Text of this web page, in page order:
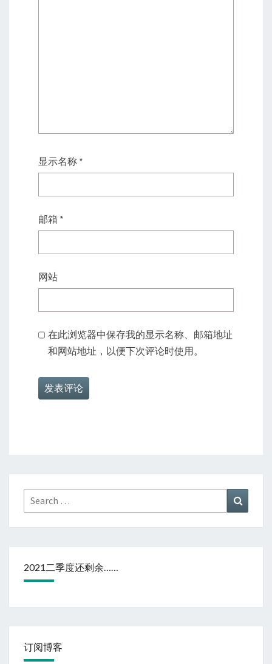
显示名称 *
邮箱 *
网站
在此浏览器中保存我的显示名称、邮箱地址
和网站地址，以便下次评论时使用。
Search
for:
2021二季度还剩余……
订阅博客